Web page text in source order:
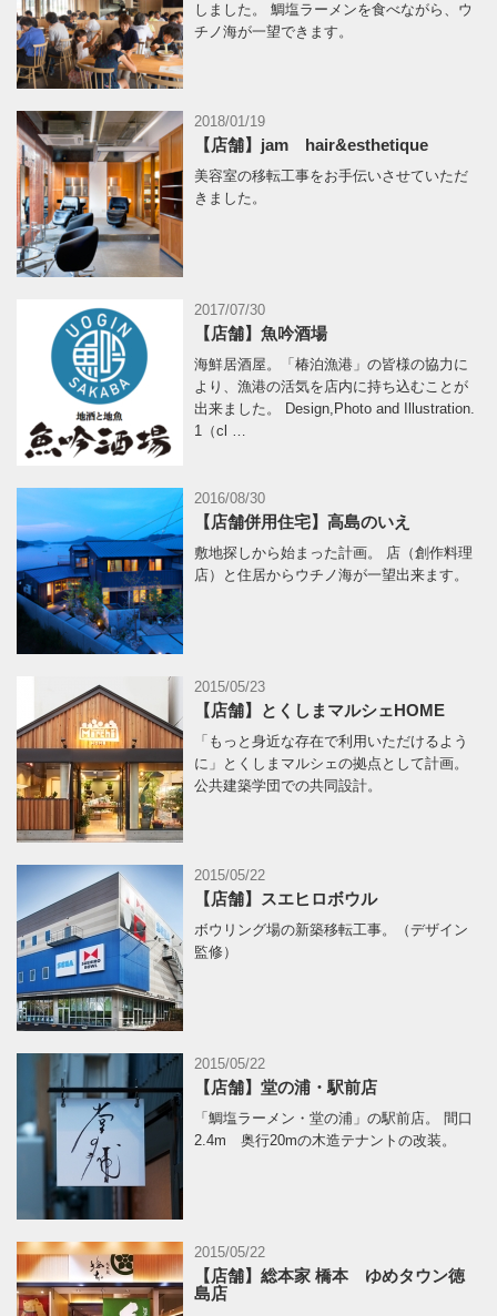
しました。 鯛塩ラーメンを食べながら、ウ
チノ海が一望できます。
2018/01/19
【店舗】jam hair&esthetique
美容室の移転工事をお手伝いさせていただ
きました。
2017/07/30
【店舗】魚吟酒場
海鮮居酒屋。「椿泊漁港」の皆様の協力に
より、漁港の活気を店内に持ち込むことが
出来ました。 Design,Photo and Illustration.
1（cl …
2016/08/30
【店舗併用住宅】高島のいえ
敷地探しから始まった計画。 店（創作料理
店）と住居からウチノ海が一望出来ます。
2015/05/23
【店舗】とくしまマルシェHOME
「もっと身近な存在で利用いただけるよう
に」とくしまマルシェの拠点として計画。
公共建築学団での共同設計。
2015/05/22
【店舗】スエヒロボウル
ボウリング場の新築移転工事。（デザイン
監修）
2015/05/22
【店舗】堂の浦・駅前店
「鯛塩ラーメン・堂の浦」の駅前店。 間口
2.4m 奥行20mの木造テナントの改装。
2015/05/22
【店舗】総本家 橋本 ゆめタウン徳
島店